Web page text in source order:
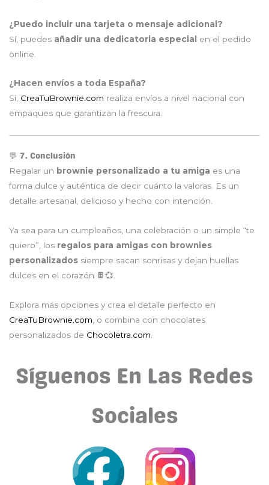
¿Puedo incluir una tarjeta o mensaje adicional?
Sí, puedes añadir una dedicatoria especial en el pedido
online.
¿Hacen envíos a toda España?
Sí, CreaTuBrownie.com realiza envíos a nivel nacional con
empaques que garantizan la frescura.
💬 7. Conclusión
Regalar un brownie personalizado a tu amiga es una
forma dulce y auténtica de decir cuánto la valoras. Es un
detalle artesanal, delicioso y hecho con intención.
Ya sea para un cumpleaños, una celebración o un simple “te
quiero”, los regalos para amigas con brownies
personalizados siempre sacan sonrisas y dejan huellas
dulces en el corazón 🍫💞.
Explora más opciones y crea el detalle perfecto en
CreaTuBrownie.com , o combina con chocolates
personalizados de Chocoletra.com
Síguenos En Las Redes
Sociales